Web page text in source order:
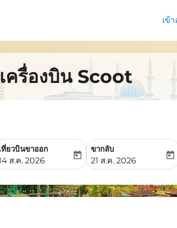
เข้
ครื่องบิน Scoot
ที่ยวบินขาออก
booking-departure-date-aria-label
ส.ค. 2026
today
ขากลับ
fc-booking-return-
21 ส.ค. 2026
today